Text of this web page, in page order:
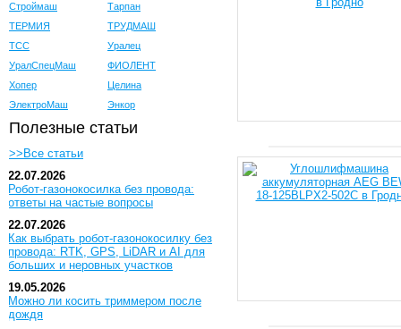
Строймаш
Тарпан
ТЕРМИЯ
ТРУДМАШ
ТСС
Уралец
УралСпецМаш
ФИОЛЕНТ
Хопер
Целина
ЭлектроМаш
Энкор
Полезные статьи
>>Все статьи
22.07.2026
Робот-газонокосилка без провода:
ответы на частые вопросы
22.07.2026
Как выбрать робот-газонокосилку без
провода: RTK, GPS, LiDAR и AI для
больших и неровных участков
19.05.2026
Можно ли косить триммером после
дождя